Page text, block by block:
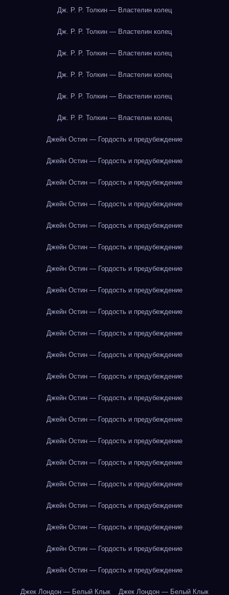
Дж. Р. Р. Толкин — Властелин колец
Дж. Р. Р. Толкин — Властелин колец
Дж. Р. Р. Толкин — Властелин колец
Дж. Р. Р. Толкин — Властелин колец
Дж. Р. Р. Толкин — Властелин колец
Дж. Р. Р. Толкин — Властелин колец
Джейн Остин — Гордость и предубеждение
Джейн Остин — Гордость и предубеждение
Джейн Остин — Гордость и предубеждение
Джейн Остин — Гордость и предубеждение
Джейн Остин — Гордость и предубеждение
Джейн Остин — Гордость и предубеждение
Джейн Остин — Гордость и предубеждение
Джейн Остин — Гордость и предубеждение
Джейн Остин — Гордость и предубеждение
Джейн Остин — Гордость и предубеждение
Джейн Остин — Гордость и предубеждение
Джейн Остин — Гордость и предубеждение
Джейн Остин — Гордость и предубеждение
Джейн Остин — Гордость и предубеждение
Джейн Остин — Гордость и предубеждение
Джейн Остин — Гордость и предубеждение
Джейн Остин — Гордость и предубеждение
Джейн Остин — Гордость и предубеждение
Джейн Остин — Гордость и предубеждение
Джейн Остин — Гордость и предубеждение
Джейн Остин — Гордость и предубеждение
Джек Лондон — Белый Клык Джек Лондон — Белый Клык